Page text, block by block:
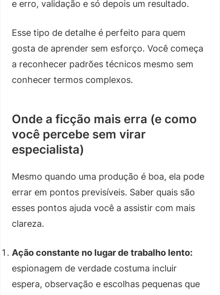
e erro, validação e só depois um resultado.
Esse tipo de detalhe é perfeito para quem
gosta de aprender sem esforço. Você começa
a reconhecer padrões técnicos mesmo sem
conhecer termos complexos.
Onde a ficção mais erra (e como
você percebe sem virar
especialista)
Mesmo quando uma produção é boa, ela pode
errar em pontos previsíveis. Saber quais são
esses pontos ajuda você a assistir com mais
clareza.
Ação constante no lugar de trabalho lento:
espionagem de verdade costuma incluir
espera, observação e escolhas pequenas que